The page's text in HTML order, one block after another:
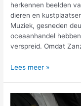
herkennen beelden
dieren en
Muziek, gesneden
oceaanhandel
verspreid. Omdat
Waarom
Lees meer »